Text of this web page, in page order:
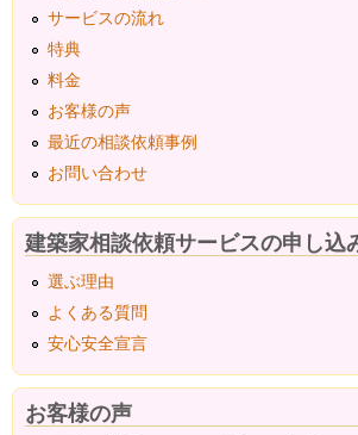
サービスの流れ
特典
料金
お客様の声
最近の相談依頼事例
お問い合わせ
建築家相談依頼サービスの申し込
選ぶ理由
よくある質問
安心安全宣言
お客様の声